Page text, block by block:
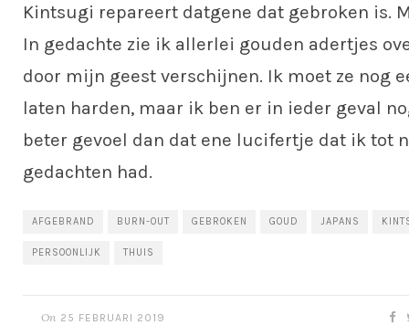
Kintsugi repareert datgene dat gebroken is.
In gedachte zie ik allerlei gouden adertjes
door mijn geest verschijnen. Ik moet ze nog
laten harden, maar ik ben er in ieder geval
beter gevoel dan dat ene lucifertje dat ik tot
gedachten had.
AFGEBRAND BURN-OUT GEBROKEN GOUD JAPANS
PERSOONLIJK THUIS
On 25 FEBRUARI 2019